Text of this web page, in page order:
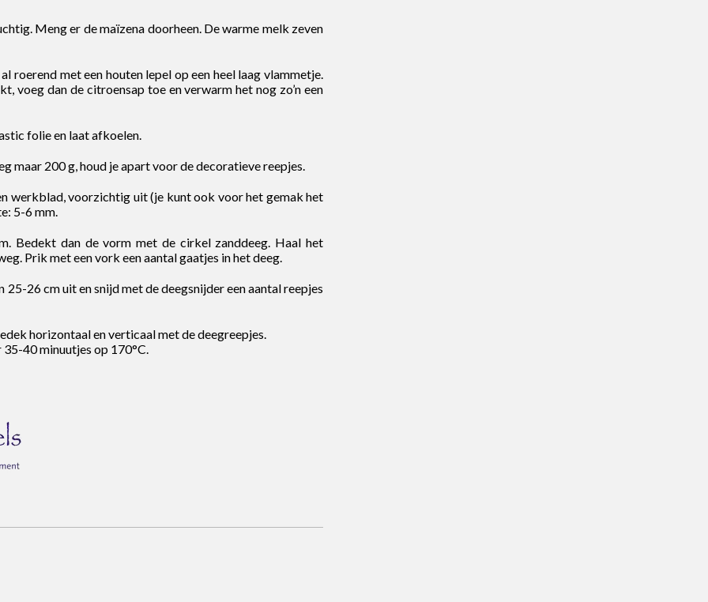
Meng er de maïzena doorheen. De warme melk zeven
roerend met een houten lepel op een heel laag vlammetje.
voeg dan de citroensap toe en verwarm het nog zo’n een
folie en laat afkoelen.
maar 200 g, houd je apart voor de decoratieve reepjes.
werkblad, voorzichtig uit (je kunt ook voor het gemak het
5-6 mm.
Bedekt dan de vorm met de cirkel zanddeeg. Haal het
Prik met een vork een aantal gaatjes in het deeg.
26 cm uit en snijd met de deegsnijder een aantal reepjes
horizontaal en verticaal met de deegreepjes.
40 minuutjes op 170°C.